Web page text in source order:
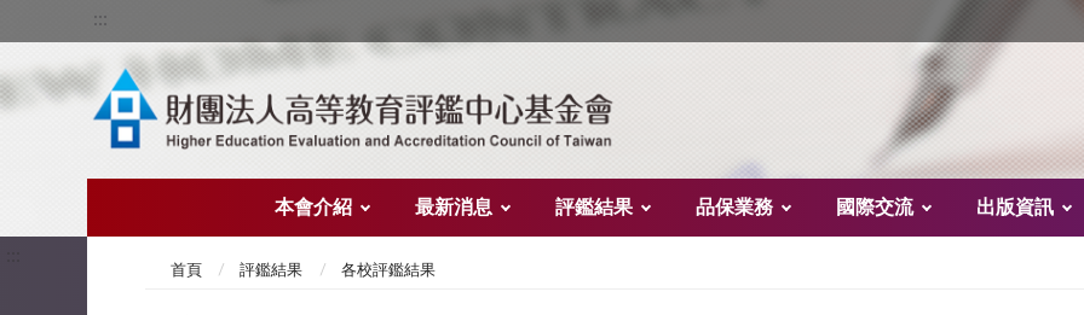
:::
本會介紹 最新消息 評鑑結果 品保業務 國際交流 出版資訊
首頁 評鑑結果 各校評鑑結果